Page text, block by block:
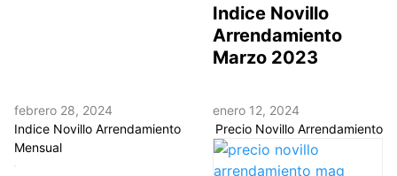
Indice Novillo
Arrendamiento
Marzo 2023
febrero 28, 2024
Indice Novillo Arrendamiento
Mensual
enero 12, 2024
Precio Novillo Arrendamiento